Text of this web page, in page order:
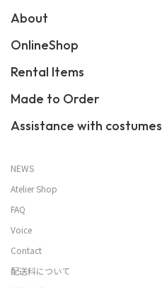
About
OnlineShop
Rental Items
Made to Order
Assistance with costumes
NEWS
Atelier Shop
FAQ
Voice
Contact
配送料について